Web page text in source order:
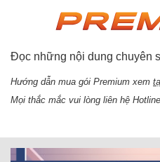
Đọc những nội dung chuyên
Hướng dẫn mua gói Premium xem
Mọi thắc mắc vui lòng liên hệ